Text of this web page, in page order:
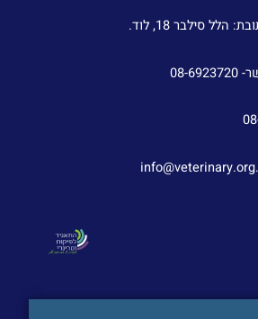
הלל סילבר 18, לוד.